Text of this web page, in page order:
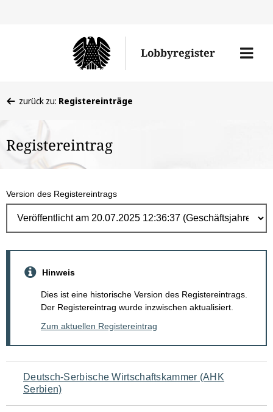
Lobbyregister
Menü
befinden
hier:
zurück zu: Registereinträge
Registereintrag
Version des Registereintrags
Hinweis
Dies ist eine historische Version des Registereintrags.
Der Registereintrag wurde inzwischen aktualisiert.
Zum aktuellen Registereintrag
Navigation
für
Deutsch-Serbische Wirtschaftskammer (AHK
Serbien)